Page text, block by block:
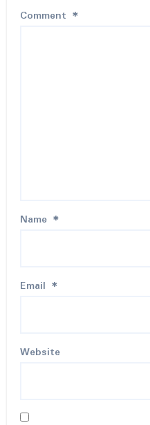
Comment *
Name *
Email *
Website